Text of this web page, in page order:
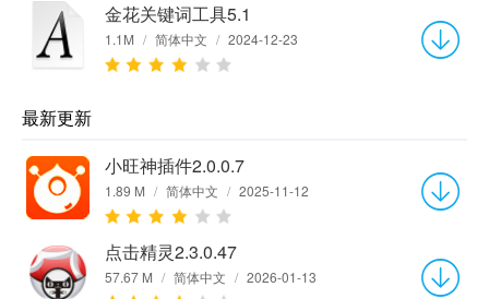
金花关键词工具5.1
1.1M / 简体中文 / 2024-12-23
最新更新
小旺神插件2.0.0.7
1.89 M / 简体中文 / 2025-11-12
点击精灵2.3.0.47
57.67 M / 简体中文 / 2026-01-13